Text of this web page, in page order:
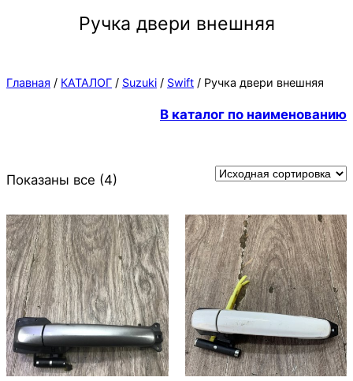
Ручка двери внешняя
Главная / КАТАЛОГ / Suzuki / Swift / Ручка двери внешняя
В каталог по наименованию
Показаны все (4)